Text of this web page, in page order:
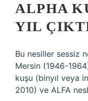
ALPHA
YIL
Bu nesiller sessiz
Mersin (1946-
kuşu (binyıl veya
2010) ve ALFA